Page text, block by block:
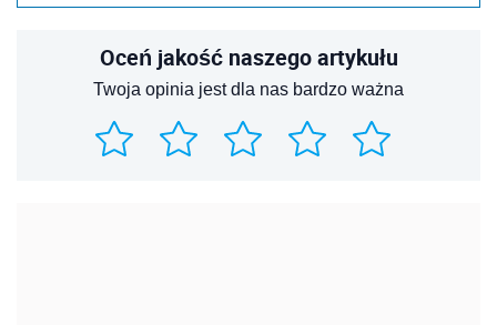
Oceń jakość naszego artykułu
Twoja opinia jest dla nas bardzo ważna